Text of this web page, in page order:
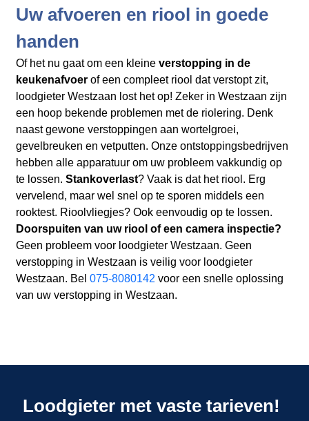
Uw afvoeren en riool in goede
handen
Of het nu gaat om een kleine verstopping in de
keukenafvoerof een compleet riool dat verstopt zit,
loodgieter Westzaan lost het op! Zeker in Westzaan zijn
een hoop bekende problemen met de riolering. Denk
naast gewone verstoppingen aan wortelgroei,
gevelbreuken en vetputten. Onze ontstoppingsbedrijven
hebben alle apparatuur om uw probleem vakkundig op
te lossen. Stankoverlast? Vaak is dat het riool. Erg
vervelend, maar wel snel op te sporen middels een
rooktest. Rioolvliegjes? Ook eenvoudig op te lossen.
Doorspuiten van uw riool of een camera inspectie?
Geen probleem voor loodgieter Westzaan. Geen
verstopping in Westzaan is veilig voor loodgieter
Westzaan. Bel 075-8080142 voor een snelle oplossing
van uw verstopping in Westzaan.
Loodgieter met vaste tarieven!